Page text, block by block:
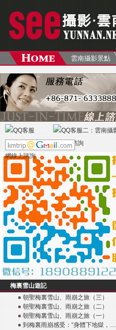
雲南攝影景點
梅裏雪山遊記
朝聖梅裏雪山、雨崩之旅（三）
朝聖梅裏雪山、雨崩之旅（二）
朝聖梅裏雪山、雨崩之旅（一）
到梅裏雨崩感受：“身體下地獄，…